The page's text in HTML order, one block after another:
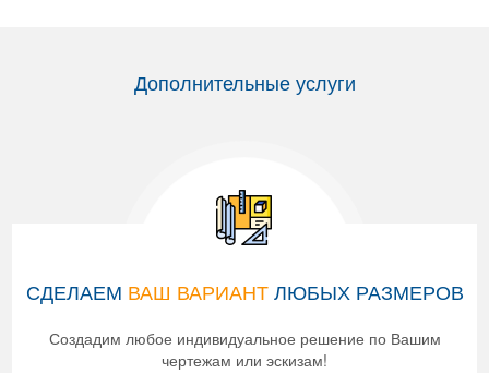
Дополнительные услуги
СДЕЛАЕМ ВАШ ВАРИАНТЛЮБЫХ РАЗМЕРОВ
Создадим любое индивидуальное решение по Вашим
чертежам или эскизам!